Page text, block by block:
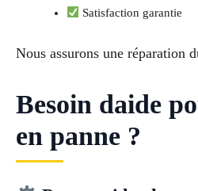
Satisfaction garantie
Nous assurons une réparation
Besoin daide
en panne ?